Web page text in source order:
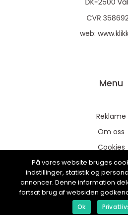
web:
Menu
Reklame
Om oss
Cookies
Kontakt
Sitemap
På vores website bruges
indstillinger, statistik og
annoncer. Denne information
fortsat brug af websiden
Ok